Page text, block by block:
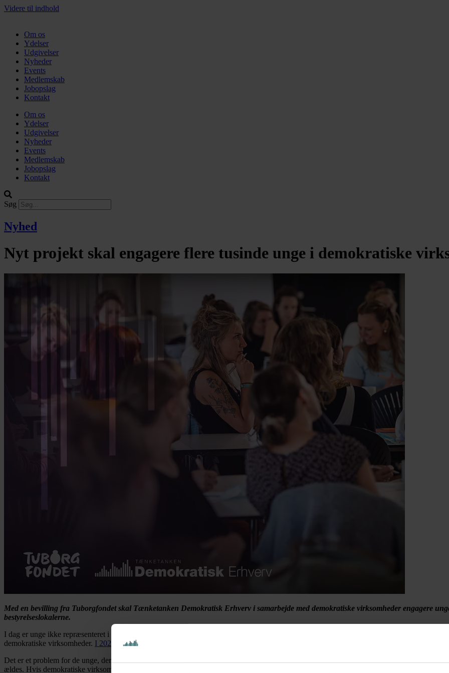
Videre til indhold
Om os
Ydelser
Udgivelser
Nyheder
Events
Medlemskab
Jobopslag
Kontakt
Om os
Ydelser
Udgivelser
Nyheder
Events
Medlemskab
Jobopslag
Kontakt
Søg
Nyhed
Nyt projekt skal engagere flere tusinde unge i demokratiske
Med en bevilling fra Tuborgfondet skal Tænketanken Demokratisk Erhverv i samarbejde med demokratiske virksomheder engagere
bestyrelseslokalerne.
I dag er unge ikke repræsenteret i danske bestyrelser. Det gælder således også i demokratiske virksomheder, hvor det ellers står
demokratiske virksomheder. I 2022 viste en undersøgelse foretaget af Tænketanken Demokratiske Erhverv,
at 60% af danske unge selv
Det er et problem for de unge, der sukker efter, en større rolle i samfundet, meningsfulde fællesskaber og mere fart på den grønne
ældes. Hvis demokratiske virksomheder ikke når ud til unge, så er hele den demokratiske ejerform på spil, når de gamle kræfter trækker sig